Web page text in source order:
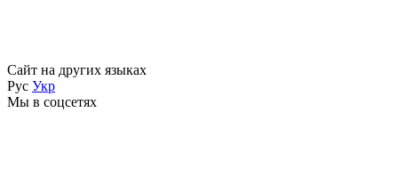
Сайт на других языках
Рус Укр
Мы в соцсетях